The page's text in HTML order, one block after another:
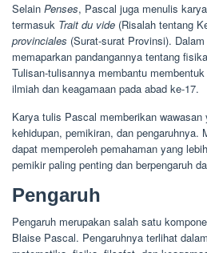
Selain Penses, Pascal juga menulis
termasuk Trait du vide (Risalah tentang
provinciales (Surat-surat Provinsi).
memaparkan pandangannya tentang
Tulisan-tulisannya membantu
ilmiah dan keagamaan pada abad ke-17.
Karya tulis Pascal memberikan
kehidupan, pemikiran, dan pengaruhnya.
dapat memperoleh pemahaman yang
pemikir paling penting dan berpengaruh
Pengaruh
Pengaruh merupakan salah satu
Blaise Pascal. Pengaruhnya terlihat